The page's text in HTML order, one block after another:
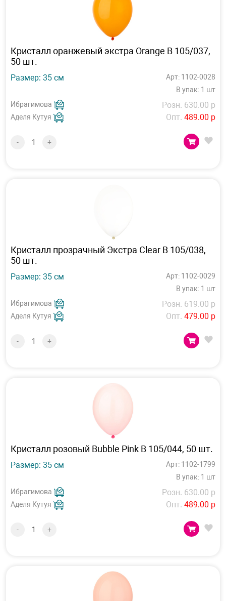
Кристалл оранжевый экстра Orange В 105/037,
50 шт.
Размер: 35 см
Арт: 1102-0028
В упак: 1 шт
Ибрагимова
Аделя Кутуя
Розн. 630.00 р
Опт. 489.00 р
- +
Кристалл прозрачный Экстра Clear B 105/038,
50 шт.
Размер: 35 см
Арт: 1102-0029
В упак: 1 шт
Ибрагимова
Аделя Кутуя
Розн. 619.00 р
Опт. 479.00 р
- +
Кристалл розовый Bubble Pink B 105/044, 50 шт.
Размер: 35 см
Арт: 1102-1799
В упак: 1 шт
Ибрагимова
Аделя Кутуя
Розн. 630.00 р
Опт. 489.00 р
- +